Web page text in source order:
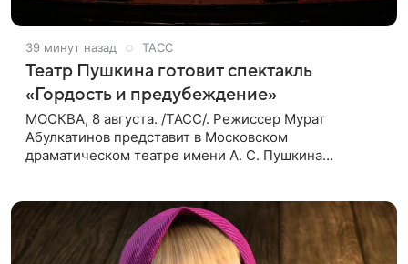
39 минут назад ТАСС
Театр Пушкина готовит спектакль
«Гордость и предубеждение»
МОСКВА, 8 августа. /ТАСС/. Режиссер Мурат
Абулкатинов представит в Московском
драматическом театре имени А. С. Пушкина